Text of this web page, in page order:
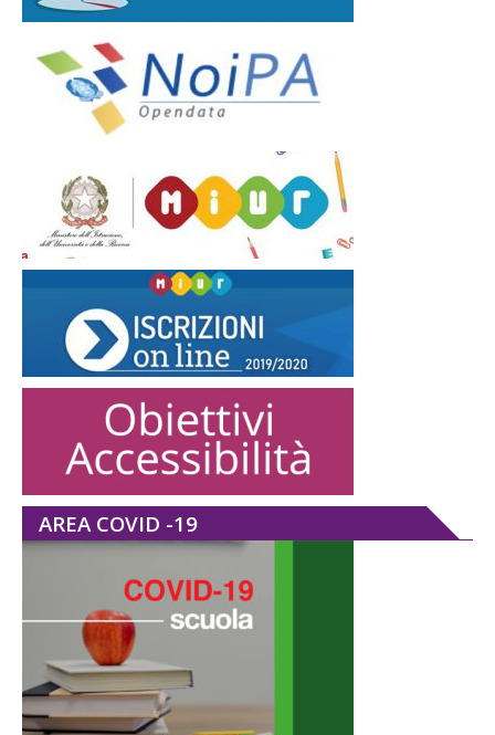
AREA COVID -19